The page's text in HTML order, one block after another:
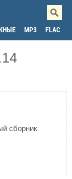
MP3 FLAC
сборник